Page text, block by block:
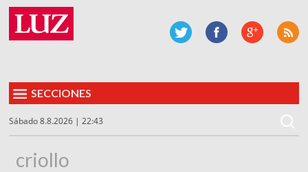
SECCIONES
Sábado 8.8.2026 | 22:43
criollo